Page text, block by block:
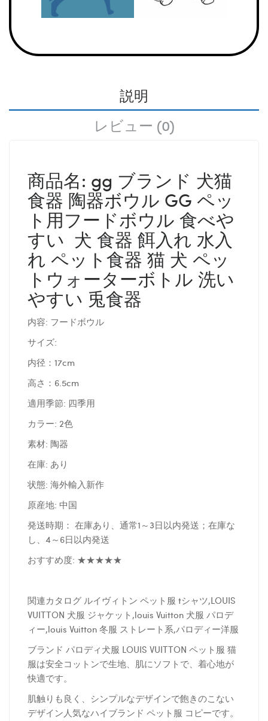
説明
レビュー (0)
商品名: gg ブランド 犬猫
食器 陶器ボウル GG ペッ
ト用フードボウル 食べや
すい 犬 食器 餌入れ 水入
れ ペット食器 猫 犬 ペッ
トウォーターボトル 洗い
やすい 兎食器
内容: フードボウル
サイズ:
内径：17cm
高さ：6.5cm
適用季節: 四季用
カラー: 2色
素材: 陶器
在庫: あり
状態: 海外輸入新作
原産地: 中国
発送時期： 在庫あり、通常1～3日以内発送；在庫な
し、4～6日以内発送
おすすめ度: ★★★★★
関連カタログ ルイヴィトン ペット服 tシャツ,LOUIS
VUITTON 犬服 ジャケット,louis Vuitton 犬服 パロデ
ィー,louis Vuitton 冬服 ストレート系,パロディー洋服
ブランド パロディ犬服 LOUIS VUITTON ペット服 猫
服は安全コットンで生地、肌にソフトで、着心地が
快適です。
肌触りも良く、シンプルなデザインで飽きのこない
デザイン人気なハイブランド ペット服 コピーです。